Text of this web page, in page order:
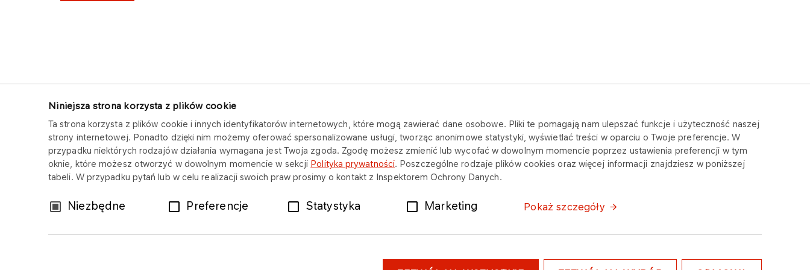
Niniejsza strona korzysta z plików cookie
Ta strona korzysta z plików cookie i innych identyfikatorów internetowych, które mogą zawierać dane osobowe. Pliki te pomagają nam ulepszać funkcje i użyteczność naszej
strony internetowej. Ponadto dzięki nim możemy oferować spersonalizowane usługi, tworząc anonimowe statystyki, wyświetlać treści w oparciu o Twoje preferencje. W
przypadku niektórych rodzajów działania wymagana jest Twoja zgoda. Zgodę możesz zmienić lub wycofać w dowolnym momencie poprzez ustawienia preferencji w tym
oknie, które możesz otworzyć w dowolnym momencie w sekcji Polityka prywatności. Poszczególne rodzaje plików cookies oraz więcej informacji znajdziesz w poniższej
tabeli. W przypadku pytań lub w celu realizacji swoich praw prosimy o kontakt z Inspektorem Ochrony Danych.
WybórNiezbędne Preferencje Statystyka Marketing Pokaż szczegóły
ORLEN CENTRUM SERWISOWE
Copyright © 2025
Wszystkie prawa zastrzeżone
SKONTAKTUJ SIĘ Z NAMI
Siedziba
Dane kontaktowe i rejestrowe
NA SKRÓTY
O firmie
Oferta